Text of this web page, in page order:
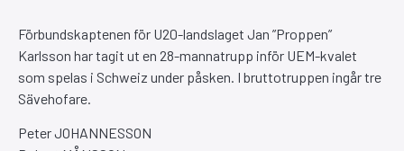
Förbundskaptenen för U20-landslaget Jan ”Proppen”
Karlsson har tagit ut en 28-mannatrupp inför UEM-kvalet
som spelas i Schweiz under påsken. I bruttotruppen ingår tre
Sävehofare.
Peter JOHANNESSON